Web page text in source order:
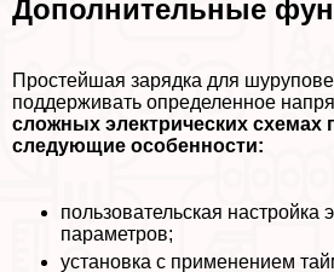
Дополнительные
Простейшая зарядка для
поддерживать определенное
сложных электрических схемах
следующие особенности:
пользовательская настройка
параметров;
установка с применением